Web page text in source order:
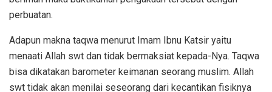
perbuatan.
Adapun makna taqwa menurut Imam Ibnu Katsir yaitu
menaati Allah swt dan tidak bermaksiat kepada-Nya. Taqwa
bisa dikatakan barometer keimanan seorang muslim. Allah
swt tidak akan menilai seseorang dari kecantikan fisiknya